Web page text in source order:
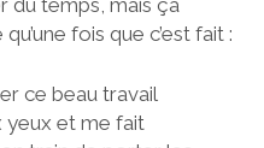
du temps, mais ça
fois que c’est fait :
ce beau travail
yeux et me fait